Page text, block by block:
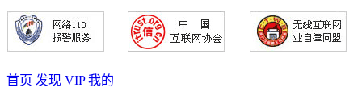
首页 发现 VIP 我的